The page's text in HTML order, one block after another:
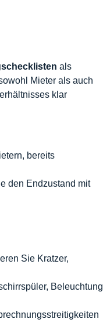
als
Mieter als auch
klar
bereits
den Endzustand mit
Sie Kratzer,
Beleuchtung